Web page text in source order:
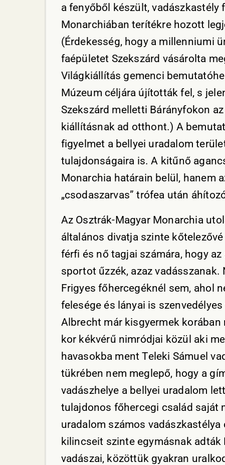
a fenyőből készült, vadászkastély
Monarchiában terítékre hozott
(Érdekesség, hogy a millenniumi
faépületet Szekszárd vásárolta
Világkiállítás gemenci
Múzeum céljára újították fel, s
Szekszárd melletti Bárányfokon
kiállításnak ad otthont.) A
figyelmet a bellyei uradalom
tulajdonságaira is. A kitűnő
Monarchia határain belül, hanem
„csodaszarvas” trófea után
Az Osztrák-Magyar Monarchia
általános divatja szinte
férfi és nő tagjai számára, hogy
sportot űzzék, azaz vadásszanak.
Frigyes főhercegéknél sem, ahol
felesége és lányai is
Albrecht már kisgyermek
kor kékvérű nimródjai közül aki
havasokba ment Teleki Sámuel
tükrében nem meglepő, hogy a
vadászhelye a bellyei uradalom
tulajdonos főhercegi család saját
uradalom számos
kilincseit szinte egymásnak adták
vadászai, közöttük gyakran